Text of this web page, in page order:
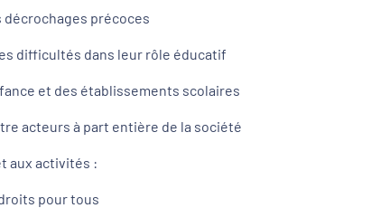
précoces
difficultés dans leur rôle éducatif
et des établissements scolaires
acteurs à part entière de la société
aux activités :
pour tous